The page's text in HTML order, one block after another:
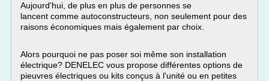
Aujourd'hui, de plus en plus de personnes se
lancent comme autoconstructeurs, non seulement pour des
raisons économiques mais également par choix.
Alors pourquoi ne pas poser soi même son installation
électrique? DENELEC vous propose différentes options de
pieuvres électriques ou kits conçus à l'unité ou en petites